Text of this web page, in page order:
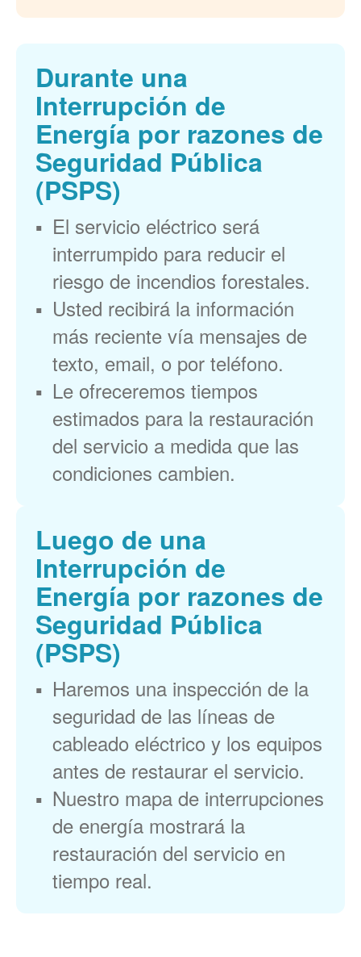
Durante una
Interrupción de
Energía por razones de
Seguridad Pública
(PSPS)
El servicio eléctrico será
interrumpido para reducir el
riesgo de incendios forestales.
Usted recibirá la información
más reciente vía mensajes de
texto, email, o por teléfono.
Le ofreceremos tiempos
estimados para la restauración
del servicio a medida que las
condiciones cambien.
Luego de una
Interrupción de
Energía por razones de
Seguridad Pública
(PSPS)
Haremos una inspección de la
seguridad de las líneas de
cableado eléctrico y los equipos
antes de restaurar el servicio.
Nuestro mapa de interrupciones
de energía mostrará la
restauración del servicio en
tiempo real.